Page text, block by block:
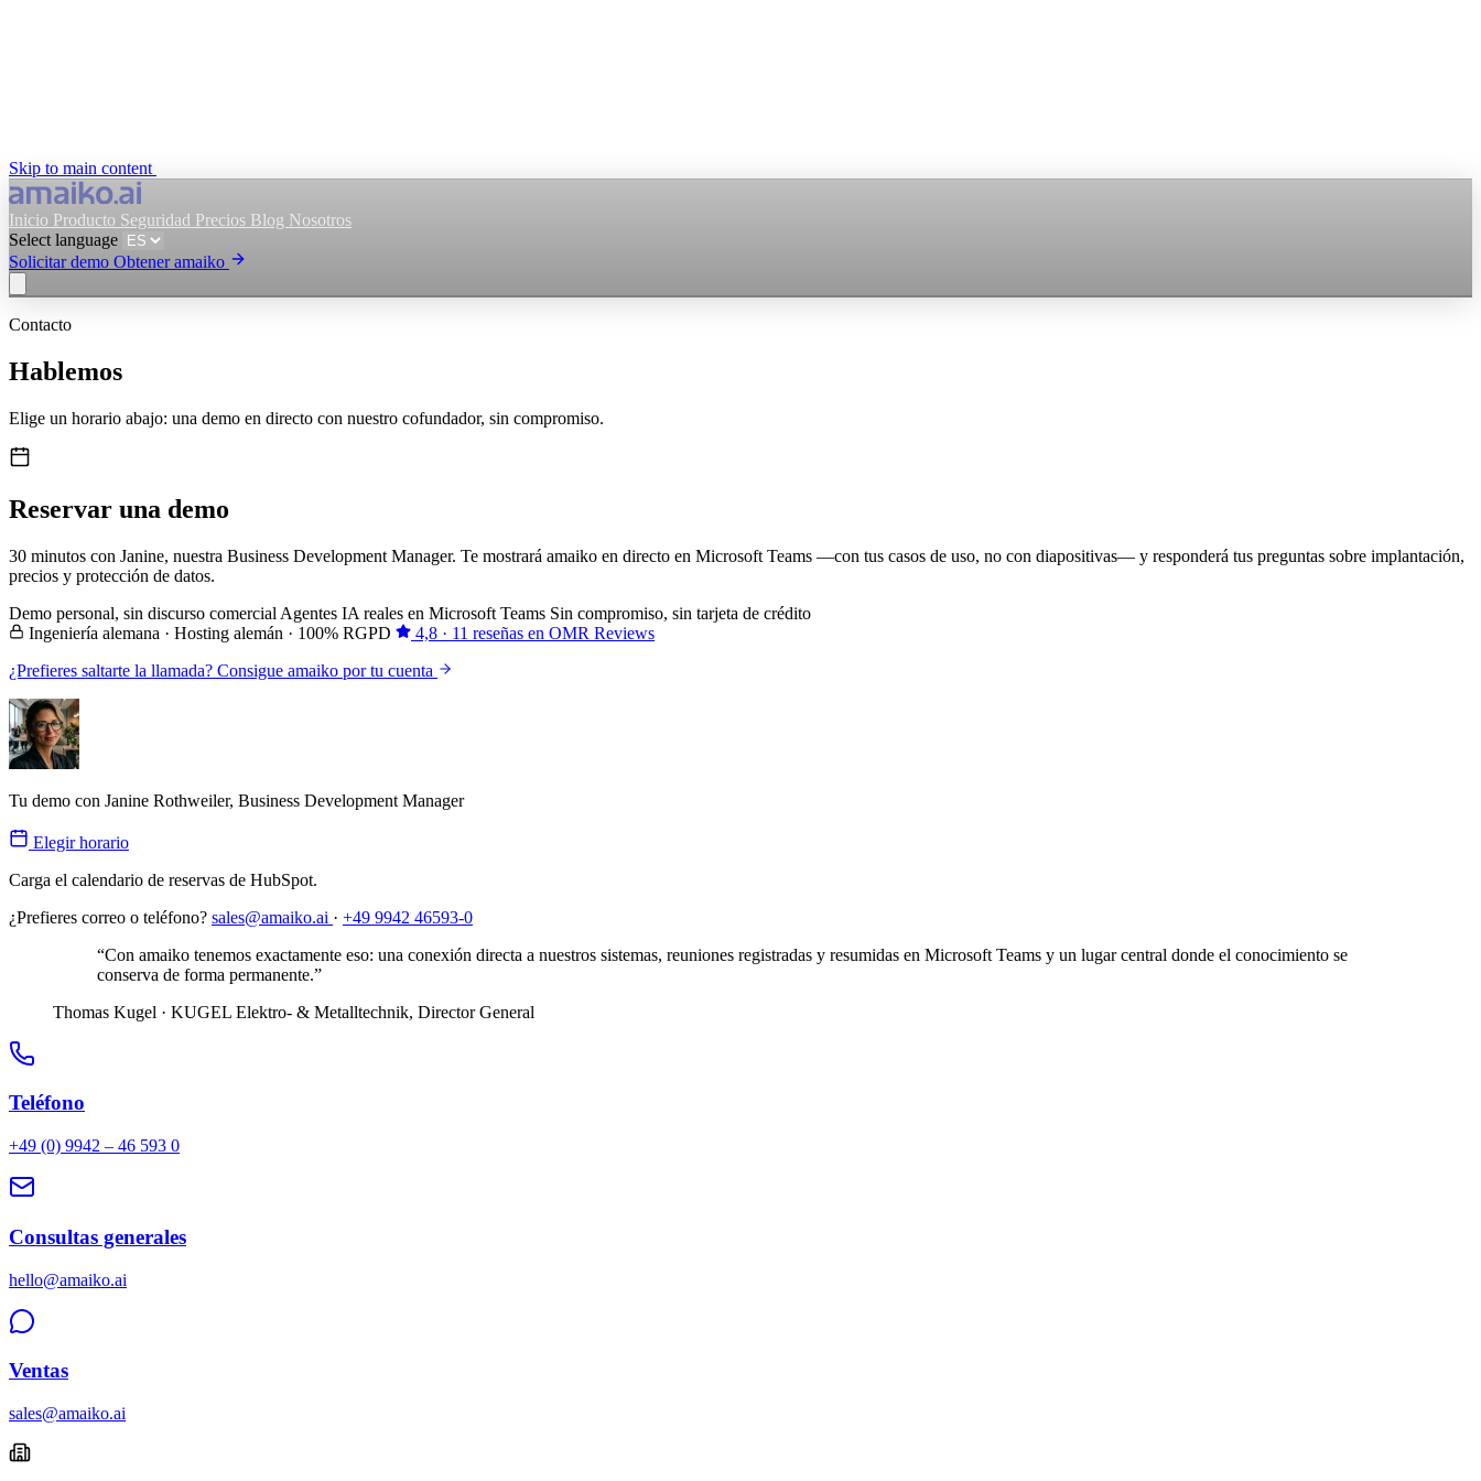
Skip to main content
Inicio Producto Seguridad Precios Blog Nosotros
Select language
Solicitar demo Obtener amaiko
Obtener amaiko
Select language
Contacto
Hablemos
Elige un horario abajo: una demo en directo con nuestro cofundador, sin compromiso.
Reservar una demo
30 minutos con Janine, nuestra Business Development Manager. Te mostrará amaiko en directo en Microsoft Teams —con tus casos de uso, no con diapositivas— y responderá tus preguntas sobre implantación,
precios y protección de datos.
Demo personal, sin discurso comercial Agentes IA reales en Microsoft Teams Sin compromiso, sin tarjeta de crédito
Ingeniería alemana · Hosting alemán · 100% RGPD
4,8 · 11 reseñas en OMR Reviews
¿Prefieres saltarte la llamada? Consigue amaiko por tu cuenta
Tu demo con Janine Rothweiler, Business Development Manager
Elegir horario
Carga el calendario de reservas de HubSpot.
¿Prefieres correo o teléfono? sales@amaiko.ai · +49 9942 46593-0
“Con amaiko tenemos exactamente eso: una conexión directa a nuestros sistemas, reuniones registradas y resumidas en Microsoft Teams y un lugar central donde el conocimiento se
conserva de forma permanente.”
Thomas Kugel · KUGEL Elektro- & Metalltechnik, Director General
Teléfono
+49 (0) 9942 – 46 593 0
Consultas generales
hello@amaiko.ai
Ventas
sales@amaiko.ai